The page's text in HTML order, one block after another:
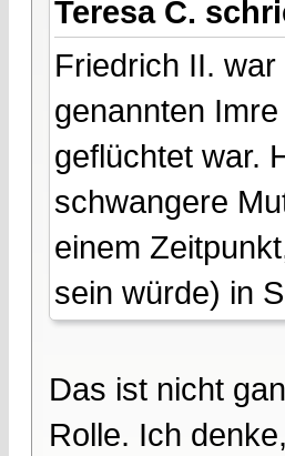
Teresa C.
Friedrich II.
genannten
geflüchtet war.
schwangere
einem
sein würde) in
Das ist nicht
Rolle. Ich